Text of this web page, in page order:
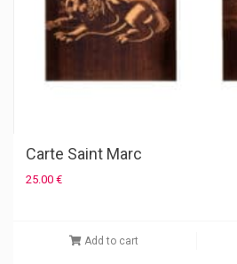
Carte Saint Marc
25.00 €
Add to cart